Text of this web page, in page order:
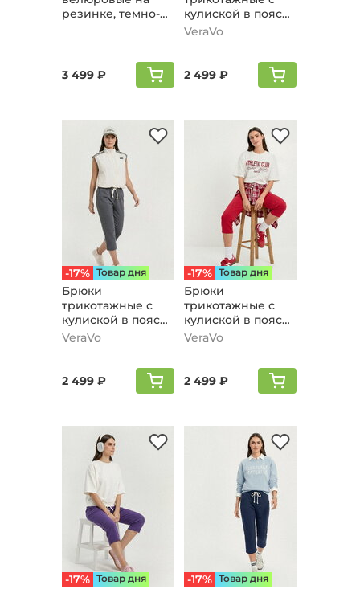
резинке, темно-
3 499 ₽
кулиской в поясе,
бирюзовый
VeraVo
2 499 ₽
-17% Товар дня
Брюки
трикотажные с
кулиской в поясе,
серый
VeraVo
2 499 ₽
-17% Товар дня
Брюки
трикотажные с
кулиской в поясе,
красный
VeraVo
2 499 ₽
-17% Товар дня -17% Товар дня